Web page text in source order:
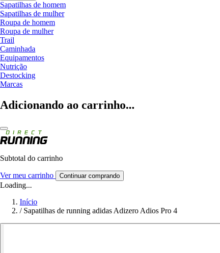
Sapatilhas de homem
Sapatilhas de mulher
Roupa de homem
Roupa de mulher
Trail
Caminhada
Equipamentos
Nutrição
Destocking
Marcas
Adicionando ao carrinho...
Subtotal do carrinho
Ver meu carrinho Continuar comprando
Loading...
Início
/ Sapatilhas de running adidas Adizero Adios Pro 4